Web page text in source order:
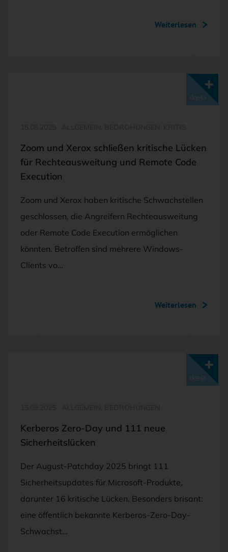
Weiterlesen
Zoom und Xerox schließen kritische Lücken
für Rechteausweitung und Remote Code
Execution
Zoom und Xerox haben kritische Schwachstellen
geschlossen, die Angreifern Rechteausweitung
oder Remote Code Execution ermöglichen
könnten. Betroffen sind mehrere Windows-
Clients vo…
Weiterlesen
Kerberos Zero-Day und 111 neue
Sicherheitslücken
Der August-Patchday 2025 bringt 111
Sicherheitsupdates für Microsoft-Produkte,
darunter 16 kritische Lücken. Besonders brisant:
eine öffentlich bekannte Kerberos-Zero-Day-
Schwachst…